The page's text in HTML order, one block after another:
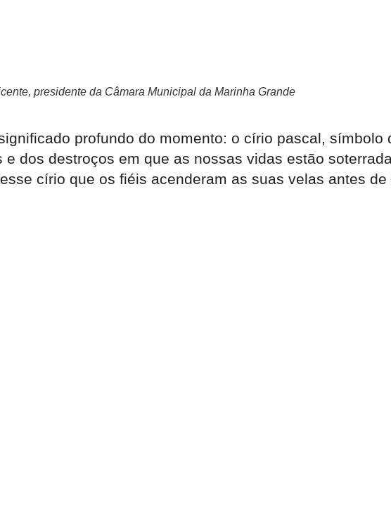
presidente da Câmara Municipal da Marinha Grande
profundo do momento: o círio pascal, símbolo
dos destroços em que as nossas vidas estão
círio que os fiéis acenderam as suas velas antes de